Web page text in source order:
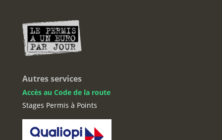
Autres services
Accès au Code de la route
Stages Permis à Points